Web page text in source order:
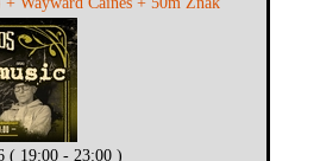
( 19:00 - 23:00 )